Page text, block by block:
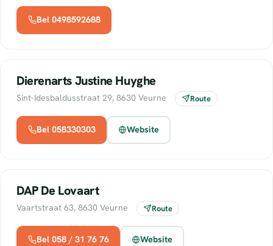
Bel 0498592688
Dierenarts Justine Huyghe
Sint-Idesbaldusstraat 29, 8630 Veurne Route
Bel 058330303 Website
DAP De Lovaart
Vaartstraat 63, 8630 Veurne Route
Bel 058 / 31 76 76 Website